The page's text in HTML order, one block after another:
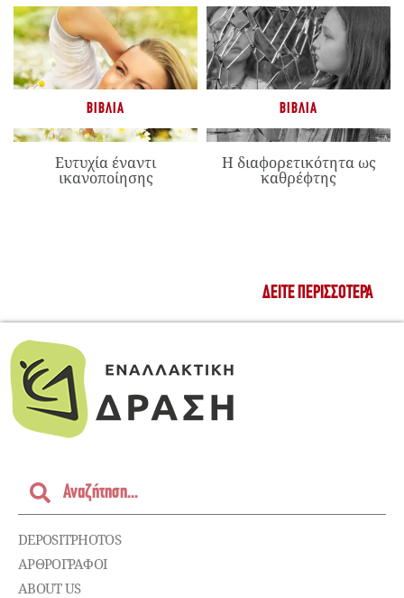
ΒΙΒΛΊΑ
Ευτυχία έναντι
ικανοποίησης
ΒΙΒΛΊΑ
Η διαφορετικότητα ως
καθρέφτης
ΔΕΊΤΕ ΠΕΡΙΣΣΌΤΕΡΑ
DEPOSITPHOTOS
ΑΡΘΡΟΓΡΑΦΟΙ
ABOUT US